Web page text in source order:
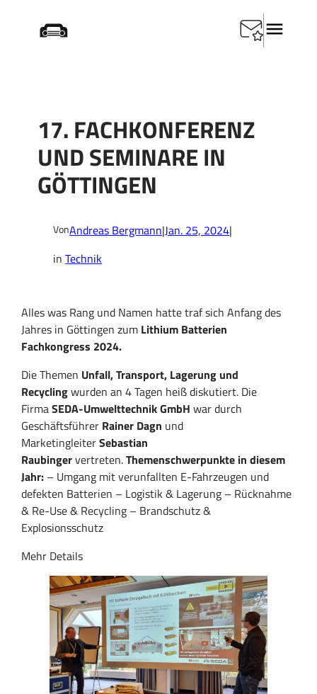
Startseite
17. Fachkonferenz und Seminare
in Göttingen
17. FACHKONFERENZ
UND SEMINARE IN
GÖTTINGEN
VonAndreas Bergmann|Jan. 25, 2024|
inTechnik
Alles was Rang und Namen hatte traf sich Anfang des
Jahres in Göttingen zum Lithium Batterien
Fachkongress 2024.
Die Themen Unfall, Transport, Lagerung und
Recyclingwurden an 4 Tagen heiß diskutiert. Die
FirmaSEDA-Umwelttechnik GmbH war durch
Geschäftsführer Rainer Dagn und
MarketingleiterSebastian
Raubingervertreten.Themenschwerpunkte in diesem
Jahr: – Umgang mit verunfallten E-Fahrzeugen und
defekten Batterien – Logistik & Lagerung – Rücknahme
& Re-Use & Recycling – Brandschutz &
Explosionsschutz
Mehr Details